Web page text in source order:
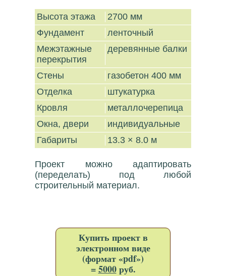
Высота этажа
2700 мм
Фундамент
ленточный
Межэтажные
перекрытия
деревянные балки
Стены
газобетон 400 мм
Отделка
штукатурка
Кровля
металлочерепица
Окна, двери
индивидуальные
Габариты
13.3 × 8.0 м
Проект можно адаптировать
(переделать) под любой
строительный материал.
Купить проект в
электронном виде
(формат «pdf»)
=5000руб.